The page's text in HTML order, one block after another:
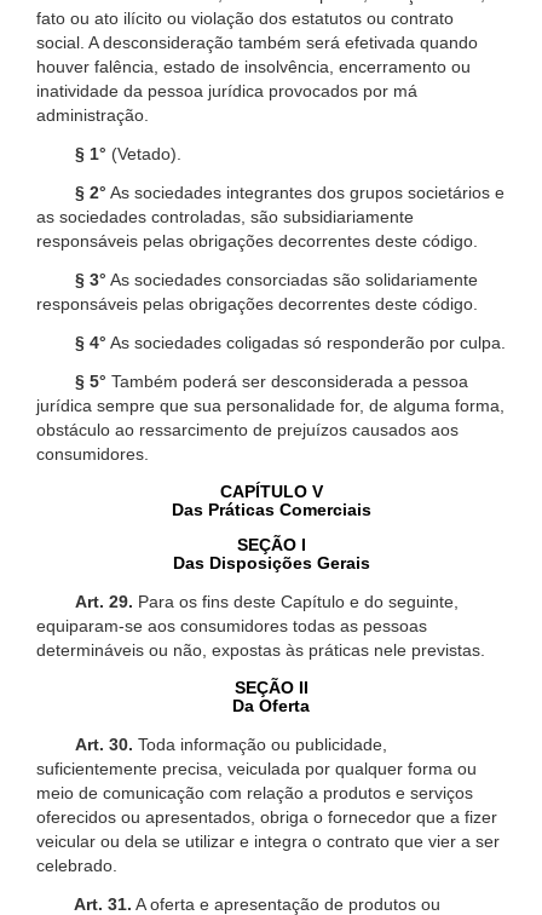
fato ou ato ilícito ou violação dos estatutos ou contrato
social. A desconsideração também será efetivada quando
houver falência, estado de insolvência, encerramento ou
inatividade da pessoa jurídica provocados por má
administração.
§ 1° (Vetado).
§ 2° As sociedades integrantes dos grupos societários e
as sociedades controladas, são subsidiariamente
responsáveis pelas obrigações decorrentes deste código.
§ 3° As sociedades consorciadas são solidariamente
responsáveis pelas obrigações decorrentes deste código.
§ 4° As sociedades coligadas só responderão por culpa.
§ 5° Também poderá ser desconsiderada a pessoa
jurídica sempre que sua personalidade for, de alguma forma,
obstáculo ao ressarcimento de prejuízos causados aos
consumidores.
CAPÍTULO V
Das Práticas Comerciais
SEÇÃO I
Das Disposições Gerais
Art. 29. Para os fins deste Capítulo e do seguinte,
equiparam-se aos consumidores todas as pessoas
determináveis ou não, expostas às práticas nele previstas.
SEÇÃO II
Da Oferta
Art. 30. Toda informação ou publicidade,
suficientemente precisa, veiculada por qualquer forma ou
meio de comunicação com relação a produtos e serviços
oferecidos ou apresentados, obriga o fornecedor que a fizer
veicular ou dela se utilizar e integra o contrato que vier a ser
celebrado.
Art. 31. A oferta e apresentação de produtos ou